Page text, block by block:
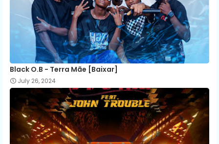
Black O.B - Terra Mãe [Baixar]
July 26, 2024